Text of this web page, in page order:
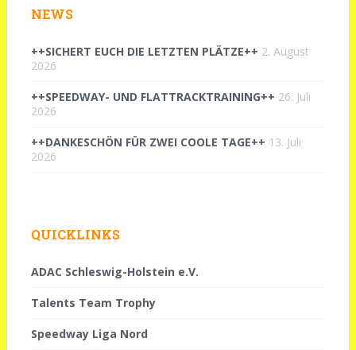
NEWS
++SICHERT EUCH DIE LETZTEN PLÄTZE++ 2. August
2026
++SPEEDWAY- UND FLATTRACKTRAINING++ 26. Juli
2026
++DANKESCHÖN FÜR ZWEI COOLE TAGE++ 13. Juli
2026
QUICKLINKS
ADAC Schleswig-Holstein e.V.
Talents Team Trophy
Speedway Liga Nord